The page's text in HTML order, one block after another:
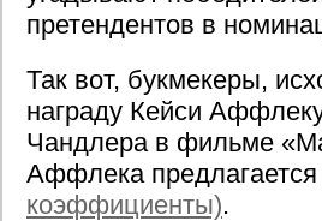
претендентов в
Так вот, букмекеры,
награду Кейси
Чандлера в фильме
Аффлека предлагается
коэффициенты).